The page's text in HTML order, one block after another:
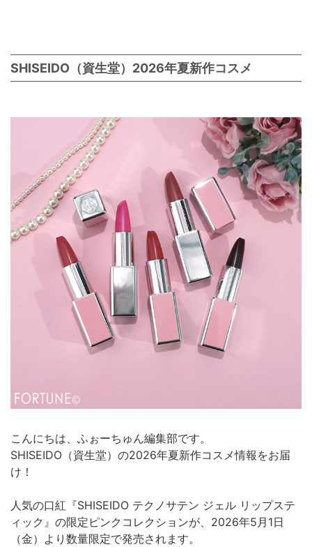
SHISEIDO（資生堂）2026年夏新作コスメ
こんにちは、ふぉーちゅん編集部です。
SHISEIDO（資生堂）の2026年夏新作コスメ情報をお届
け！
人気の口紅『SHISEIDO テクノサテン ジェル リップステ
ィック』の限定ピンクコレクションが、2026年5月1日
（金）より数量限定で発売されます。